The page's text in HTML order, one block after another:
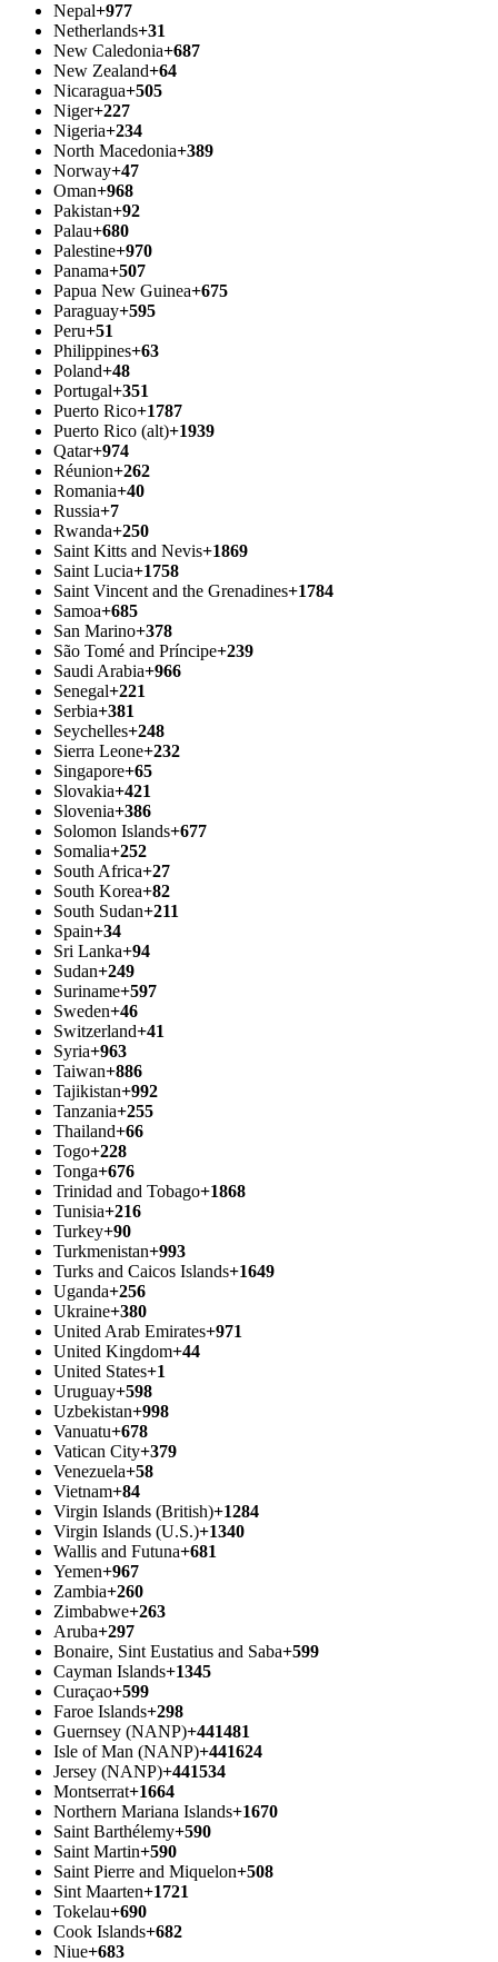
Nepal+977
Netherlands+31
New Caledonia+687
New Zealand+64
Nicaragua+505
Niger+227
Nigeria+234
North Macedonia+389
Norway+47
Oman+968
Pakistan+92
Palau+680
Palestine+970
Panama+507
Papua New Guinea+675
Paraguay+595
Peru+51
Philippines+63
Poland+48
Portugal+351
Puerto Rico+1787
Puerto Rico (alt)+1939
Qatar+974
Réunion+262
Romania+40
Russia+7
Rwanda+250
Saint Kitts and Nevis+1869
Saint Lucia+1758
Saint Vincent and the Grenadines+1784
Samoa+685
San Marino+378
São Tomé and Príncipe+239
Saudi Arabia+966
Senegal+221
Serbia+381
Seychelles+248
Sierra Leone+232
Singapore+65
Slovakia+421
Slovenia+386
Solomon Islands+677
Somalia+252
South Africa+27
South Korea+82
South Sudan+211
Spain+34
Sri Lanka+94
Sudan+249
Suriname+597
Sweden+46
Switzerland+41
Syria+963
Taiwan+886
Tajikistan+992
Tanzania+255
Thailand+66
Togo+228
Tonga+676
Trinidad and Tobago+1868
Tunisia+216
Turkey+90
Turkmenistan+993
Turks and Caicos Islands+1649
Uganda+256
Ukraine+380
United Arab Emirates+971
United Kingdom+44
United States+1
Uruguay+598
Uzbekistan+998
Vanuatu+678
Vatican City+379
Venezuela+58
Vietnam+84
Virgin Islands (British)+1284
Virgin Islands (U.S.)+1340
Wallis and Futuna+681
Yemen+967
Zambia+260
Zimbabwe+263
Aruba+297
Bonaire, Sint Eustatius and Saba+599
Cayman Islands+1345
Curaçao+599
Faroe Islands+298
Guernsey (NANP)+441481
Isle of Man (NANP)+441624
Jersey (NANP)+441534
Montserrat+1664
Northern Mariana Islands+1670
Saint Barthélemy+590
Saint Martin+590
Saint Pierre and Miquelon+508
Sint Maarten+1721
Tokelau+690
Cook Islands+682
Niue+683